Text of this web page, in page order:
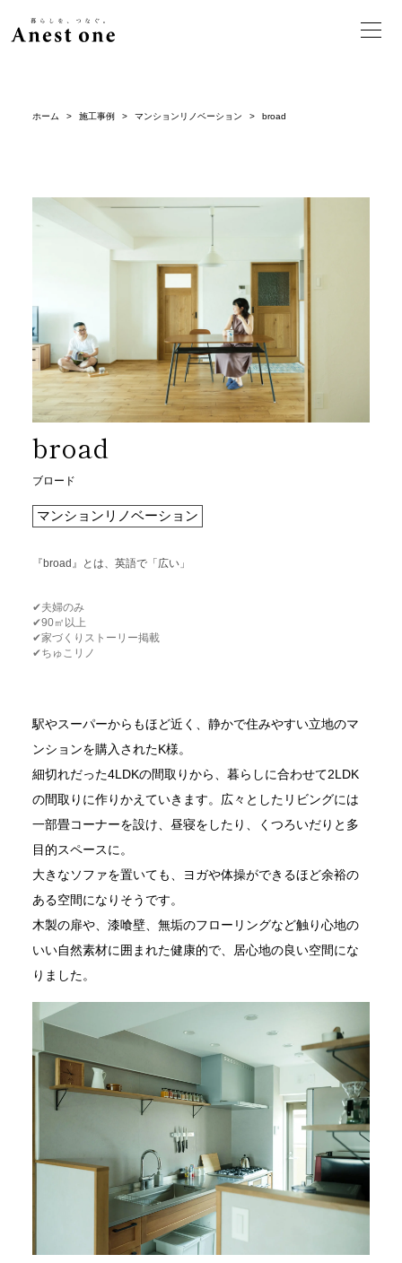
ホーム > 施工事例 > マンションリノベーション > broad
broad
ブロード
マンションリノベーション
『broad』とは、英語で「広い」
✔︎夫婦のみ
✔︎90㎡以上
✔︎家づくりストーリー掲載
✔︎ちゅこリノ
駅やスーパーからもほど近く、静かで住みやすい立地のマ
ンションを購入されたK様。
細切れだった4LDKの間取りから、暮らしに合わせて2LDK
の間取りに作りかえていきます。広々としたリビングには
一部畳コーナーを設け、昼寝をしたり、くつろいだりと多
目的スペースに。
大きなソファを置いても、ヨガや体操ができるほど余裕の
ある空間になりそうです。
木製の扉や、漆喰壁、無垢のフローリングなど触り心地の
いい自然素材に囲まれた健康的で、居心地の良い空間にな
りました。